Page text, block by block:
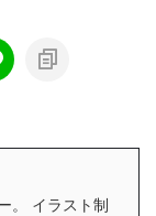
。 イラスト制